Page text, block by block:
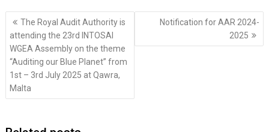
Post
གི་
འགྲུལ་
ལམ།
The Royal Audit Authority is
attending the 23rd INTOSAI
WGEA Assembly on the theme
“Auditing our Blue Planet” from
1st – 3rd July 2025 at Qawra,
Malta
Notification for AAR 2024-
2025